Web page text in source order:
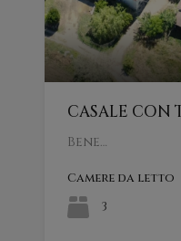
CASALE CON
Bene…
Camere da letto
3